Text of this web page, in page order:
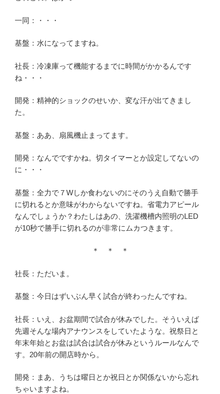
一同：・・・
基盤：水になってますね。
社長：冷凍庫って機能するまでに時間がかかるんです
ね・・・
開発：精神的ショックのせいか、変な汗が出てきまし
た。
基盤：ああ、扇風機止まってます。
開発：なんでですかね。切タイマーとか設定してないの
に・・・
基盤：全力で７Wしか食わないのにそのうえ自動で勝手
に切れるとか意味がわからないですね。省電力アピール
なんでしょうか？わたしはあの、洗濯機槽内照明のLED
が10秒で勝手に切れるのが非常にムカつきます。
＊ ＊ ＊
社長：ただいま。
基盤：今日はずいぶん早く試合が終わったんですね。
社長：いえ、お盆期間で試合が休みでした。そういえば
先週そんな場内アナウンスをしていたような。祝祭日と
年末年始とお盆は試合は試合が休みというルールなんで
す。20年前の開店時から。
開発：まあ、うちは曜日とか祝日とか関係ないから忘れ
ちゃいますよね。